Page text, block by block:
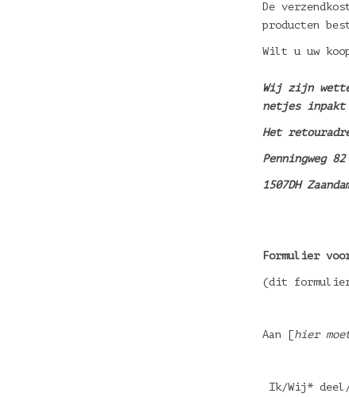
De
producten
Wilt u uw
Wij zijn
netjes inpakt
Het
Penningweg 82
1507DH
Formulier
(dit formulier
Aan [hier
Ik/Wij* deel/